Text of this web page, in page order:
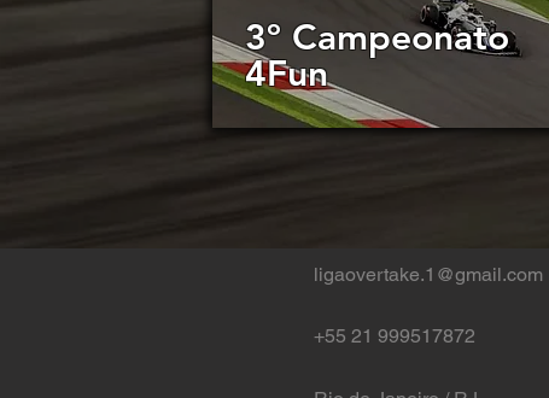
3º Campeonato
4Fun
ligaovertake.1@gmail.com
+55 21 999517872